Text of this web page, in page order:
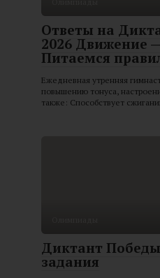
Ответы на
2026 Движение
Питаемся
Ежедневная утренняя
повышению тонуса,
также: Способствует
Диктант
задания